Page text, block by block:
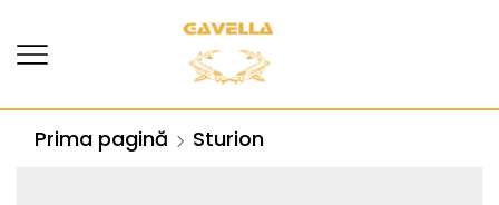
Prima pagină Sturion